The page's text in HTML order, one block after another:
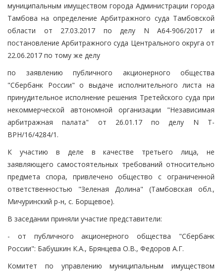
муниципальным имуществом города Администрации города
Тамбова на определение Арбитражного суда Тамбовской
области от 27.03.2017 по делу N А64-906/2017 и
постановление Арбитражного суда Центрального округа от
22.06.2017 по тому же делу
по заявлению публичного акционерного общества
"Сбербанк России" о выдаче исполнительного листа на
принудительное исполнение решения Третейского суда при
некоммерческой автономной организации "Независимая
арбитражная палата" от 26.01.17 по делу N Т-
ВРН/16/4284/1.
К участию в деле в качестве третьего лица, не
заявляющего самостоятельных требований относительно
предмета спора, привлечено общество с ограниченной
ответственностью "Зеленая Долина" (Тамбовская обл.,
Мичуринский р-н, с. Борщевое).
В заседании приняли участие представители:
- от публичного акционерного общества "Сбербанк
России": Бабушкин К.А., Брянцева О.В., Федоров А.Г.
Комитет по управлению муниципальным имуществом